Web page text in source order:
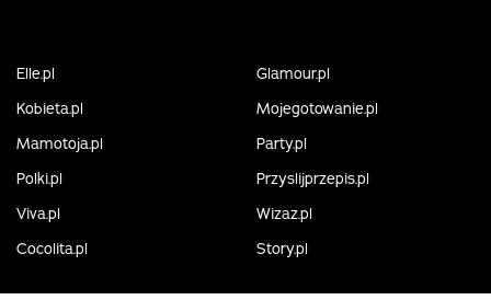
Elle.pl
Glamour.pl
Kobieta.pl
Mojegotowanie.pl
Mamotoja.pl
Party.pl
Polki.pl
Przyslijprzepis.pl
Viva.pl
Wizaz.pl
Cocolita.pl
Story.pl